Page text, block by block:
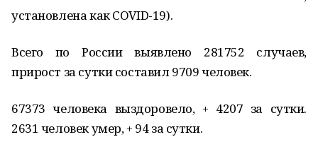
установлена как COVID-19).
Всего по России выявлено 281752 случаев,
прирост за сутки составил 9709 человек.
67373 человека выздоровело, + 4207 за сутки.
2631 человек умер, + 94 за сутки.